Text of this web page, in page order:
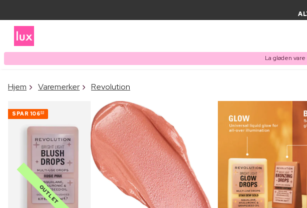
La gløden
Hjem Varemerker Revolution
SPAR 10600
OUTLET